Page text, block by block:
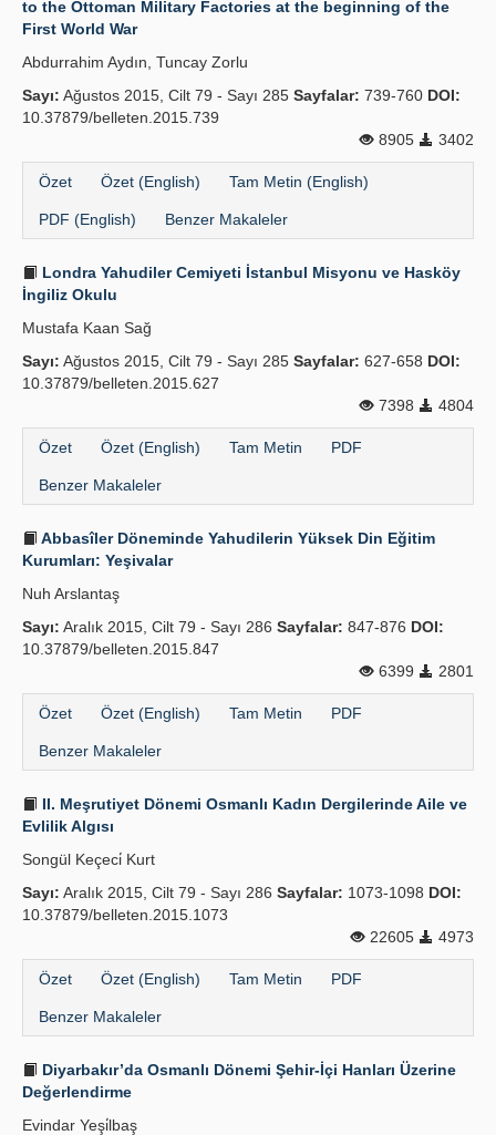
Yayın Politikaları
Kılavuzlar
İletişim
to the Ottoman Military Factories at the beginning of the
First World War
Abdurrahim Aydın, Tuncay Zorlu
Sayı: Ağustos 2015, Cilt 79 - Sayı 285 Sayfalar: 739-760 DOI:
10.37879/belleten.2015.739
8905
3402
Özet Özet (English) Tam Metin (English)
PDF (English) Benzer Makaleler
Londra Yahudiler Cemiyeti İstanbul Misyonu ve Hasköy
İngiliz Okulu
Mustafa Kaan Sağ
Sayı: Ağustos 2015, Cilt 79 - Sayı 285 Sayfalar: 627-658 DOI:
10.37879/belleten.2015.627
7398
4804
Özet Özet (English) Tam Metin PDF
Benzer Makaleler
Abbasîler Döneminde Yahudilerin Yüksek Din Eğitim
Kurumları: Yeşivalar
Nuh Arslantaş
Sayı: Aralık 2015, Cilt 79 - Sayı 286 Sayfalar: 847-876 DOI:
10.37879/belleten.2015.847
6399
2801
Özet Özet (English) Tam Metin PDF
Benzer Makaleler
II. Meşrutiyet Dönemi Osmanlı Kadın Dergilerinde Aile ve
Evlilik Algısı
Songül Keçeci̇ Kurt
Sayı: Aralık 2015, Cilt 79 - Sayı 286 Sayfalar: 1073-1098 DOI:
10.37879/belleten.2015.1073
22605
4973
Özet Özet (English) Tam Metin PDF
Benzer Makaleler
Diyarbakır’da Osmanlı Dönemi Şehir-İçi Hanları Üzerine
Değerlendirme
Evindar Yeşi̇lbaş